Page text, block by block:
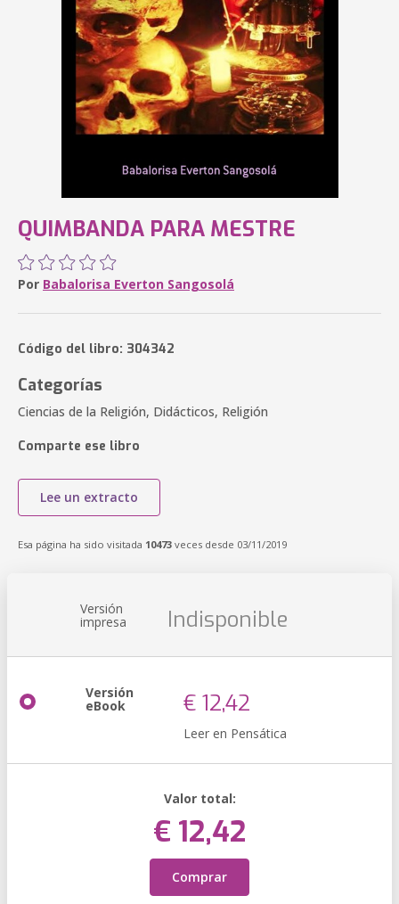
QUIMBANDA PARA MESTRE
Por Babalorisa Everton Sangosolá
Código del libro: 304342
Categorías
Ciencias de la Religión, Didácticos, Religión
Comparte ese libro
Lee un extracto
Esa página ha sido visitada 10473 veces desde 03/11/2019
Versión
impresa Indisponible
Versión
eBook € 12,42
Leer en Pensática
Valor total:
€ 12,42
Comprar